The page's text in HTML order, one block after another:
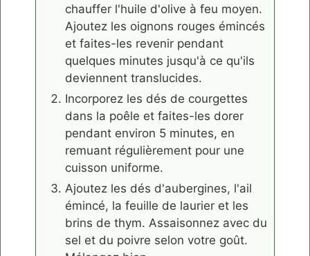
chauffer l'huile d'olive à feu moyen.
Ajoutez les oignons rouges émincés
et faites-les revenir pendant
quelques minutes jusqu'à ce qu'ils
deviennent translucides.
Incorporez les dés de courgettes
dans la poêle et faites-les dorer
pendant environ 5 minutes, en
remuant régulièrement pour une
cuisson uniforme.
Ajoutez les dés d'aubergines, l'ail
émincé, la feuille de laurier et les
brins de thym. Assaisonnez avec du
sel et du poivre selon votre goût.